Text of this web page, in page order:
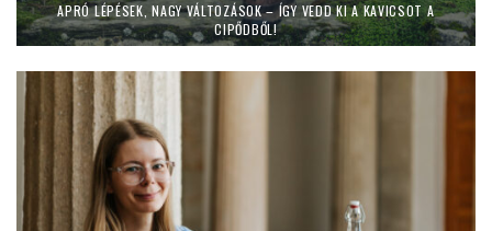
APRÓ LÉPÉSEK, NAGY VÁLTOZÁSOK – ÍGY VEDD KI A KAVICSOT A
CIPŐDBŐL!